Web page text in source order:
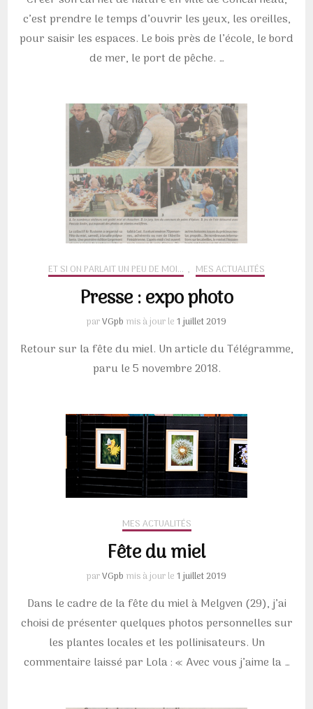
c’est prendre le temps d’ouvrir les yeux, les oreilles,
pour saisir les espaces. Le bois près de l’école, le bord
de mer, le port de pêche. …
ET SI ON PARLAIT UN PEU DE MOI... , MES ACTUALITÉS
Presse : expo photo
parVGpb mis à jour le1 juillet 2019
Retour sur la fête du miel. Un article du Télégramme,
paru le 5 novembre 2018.
MES ACTUALITÉS
Fête du miel
parVGpb mis à jour le1 juillet 2019
Dans le cadre de la fête du miel à Melgven (29), j’ai
choisi de présenter quelques photos personnelles sur
les plantes locales et les pollinisateurs. Un
commentaire laissé par Lola : « Avec vous j’aime la …